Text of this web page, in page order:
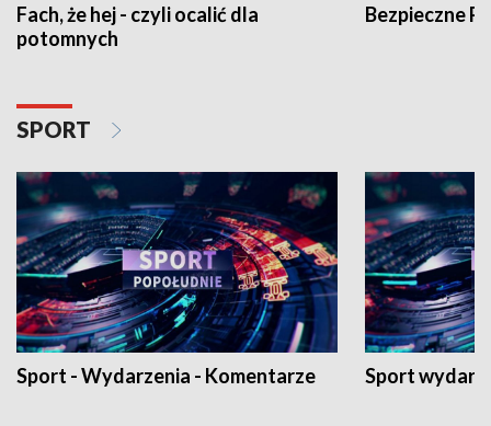
Fach, że hej - czyli ocalić dla
potomnych
Bezpieczne
SPORT
Sport - Wydarzenia - Komentarze Sport